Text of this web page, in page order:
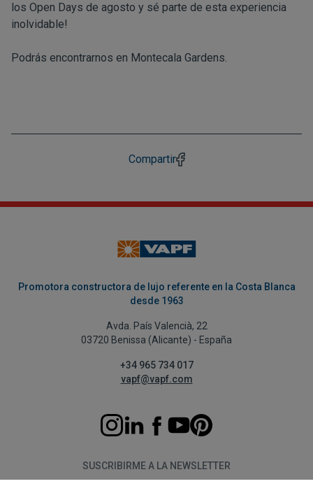
los Open Days de agosto y sé parte de esta experiencia
inolvidable!
Podrás encontrarnos en Montecala Gardens.
Compartir
Promotora constructora de lujo referente en la Costa Blanca
desde 1963
Avda. País Valencià, 22
03720 Benissa (Alicante) - España
+34 965 734 017
vapf@vapf.com
SUSCRIBIRME A LA NEWSLETTER